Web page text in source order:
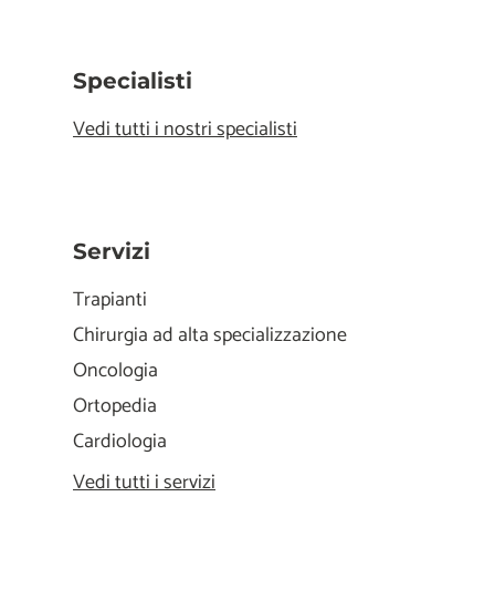
Specialisti
Vedi tutti i nostri specialisti
Servizi
Trapianti
Chirurgia ad alta specializzazione
Oncologia
Ortopedia
Cardiologia
Vedi tutti i servizi